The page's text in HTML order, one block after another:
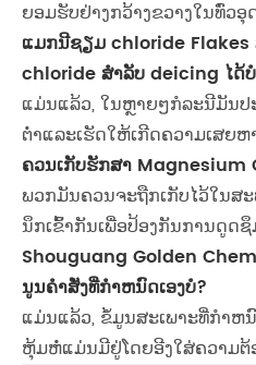
ຍອມຮັບຢ່າງກວ້າງຂວາງໃນທົ່ວ
ແມກນີຊຽມ chloride
chloride ສໍາລັບ deicing ໄດ້
ແມ່ນແລ້ວ, ໃນຫຼາຍໆກໍລະນີມັນ
ຕ່ໍາແລະເຮັດໃຫ້ເກີດຄວາມເສຍ
ຄວນເກັບຮັກສາ Magnesium
ພວກມັນຄວນຈະຖືກເກັບໄວ້ໃນສ
ນຶກເຂົ້າກັນເພື່ອປ້ອງກັນການດູດ
Shouguang Golden
ນູນຄໍາສັ່ງທີ່ກໍາຫນົດເອງບໍ?
ແມ່ນແລ້ວ, ຂໍ້ມູນສະເພາະທີ່ກໍາຫ
ຫຸ້ມຫໍ່ແມ່ນມີຢູ່ໂດຍອີງໃສ່ຄວາມຕ້